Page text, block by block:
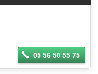
05 56 50 55 75